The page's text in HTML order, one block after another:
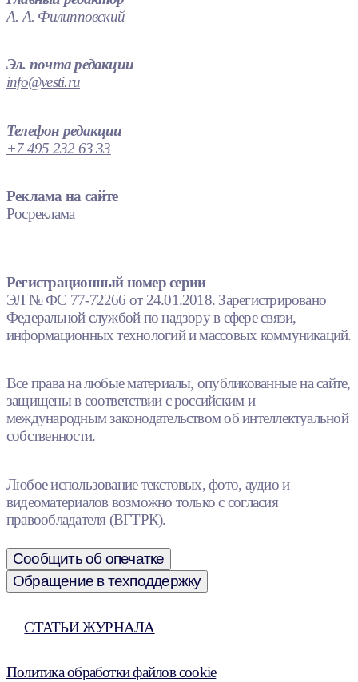
А. А. Филипповский
Эл. почта редакции
info@vesti.ru
Телефон редакции
+7 495 232 63 33
Реклама на сайте
Росреклама
Регистрационный номер серии
ЭЛ № ФС 77-72266 от 24.01.2018. Зарегистрировано
Федеральной службой по надзору в сфере связи,
информационных технологий и массовых коммуникаций.
Все права на любые материалы, опубликованные на сайте,
защищены в соответствии с российским и
международным законодательством об интеллектуальной
собственности.
Любое использование текстовых, фото, аудио и
видеоматериалов возможно только с согласия
правообладателя (ВГТРК).
Сообщить об опечатке
Обращение в техподдержку
СТАТЬИ ЖУРНАЛА
Политика обработки файлов cookie